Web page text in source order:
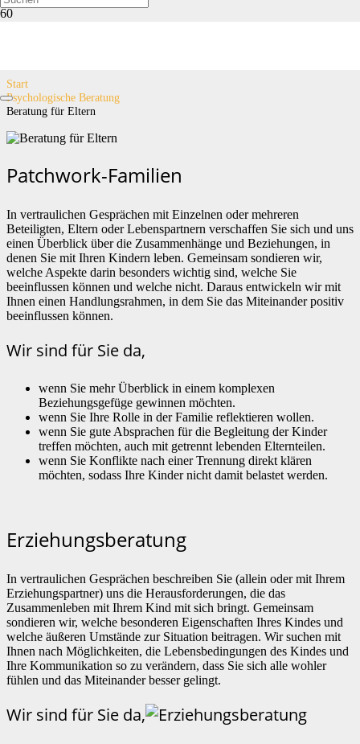
Start
Psychologische Beratung
Beratung für Eltern
Patchwork-Familien
In vertraulichen Gesprächen mit Einzelnen oder mehreren
Beteiligten, Eltern oder Lebenspartnern verschaffen Sie sich und uns
einen Überblick über die Zusammenhänge und Beziehungen, in
denen Sie mit Ihren Kindern leben. Gemeinsam sondieren wir,
welche Aspekte darin besonders wichtig sind, welche Sie
beeinflussen können und welche nicht. Daraus entwickeln wir mit
Ihnen einen Handlungsrahmen, in dem Sie das Miteinander positiv
beeinflussen können.
Wir sind für Sie da,
wenn Sie mehr Überblick in einem komplexen
Beziehungsgefüge gewinnen möchten.
wenn Sie Ihre Rolle in der Familie reflektieren wollen.
wenn Sie gute Absprachen für die Begleitung der Kinder
treffen möchten, auch mit getrennt lebenden Elternteilen.
wenn Sie Konflikte nach einer Trennung direkt klären
möchten, sodass Ihre Kinder nicht damit belastet werden.
Erziehungsberatung
In vertraulichen Gesprächen beschreiben Sie (allein oder mit Ihrem
Erziehungspartner) uns die Herausforderungen, die das
Zusammenleben mit Ihrem Kind mit sich bringt. Gemeinsam
sondieren wir, welche besonderen Eigenschaften Ihres Kindes und
welche äußeren Umstände zur Situation beitragen. Wir suchen mit
Ihnen nach Möglichkeiten, die Lebensbedingungen des Kindes und
Ihre Kommunikation so zu verändern, dass Sie sich alle wohler
fühlen und das Miteinander besser gelingt.
Wir sind für Sie da,